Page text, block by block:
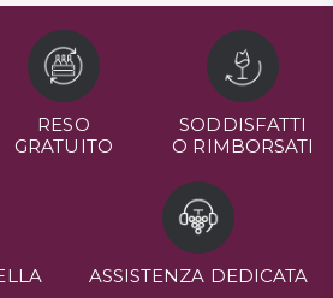
RESO
GRATUITO
SODDISFATTI
O RIMBORSATI
ASSISTENZA DEDICATA